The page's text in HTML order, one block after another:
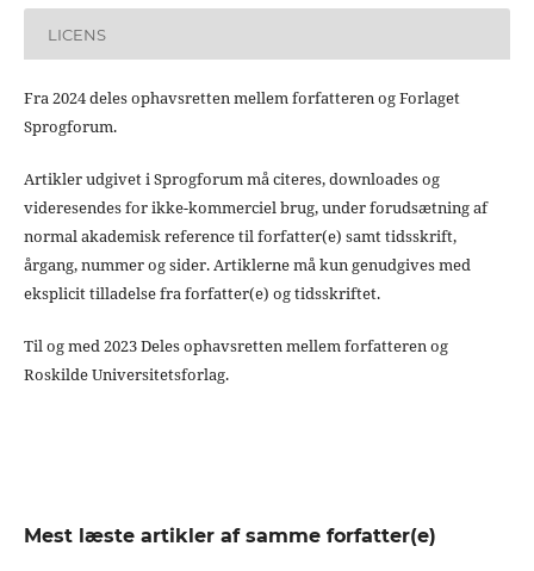
LICENS
Fra 2024 deles ophavsretten mellem forfatteren og Forlaget
Sprogforum.
Artikler udgivet i Sprogforum må citeres, downloades og
videresendes for ikke-kommerciel brug, under forudsætning af
normal akademisk reference til forfatter(e) samt tidsskrift,
årgang, nummer og sider. Artiklerne må kun genudgives med
eksplicit tilladelse fra forfatter(e) og tidsskriftet.
Til og med 2023 Deles ophavsretten mellem forfatteren og
Roskilde Universitetsforlag.
Mest læste artikler af samme forfatter(e)